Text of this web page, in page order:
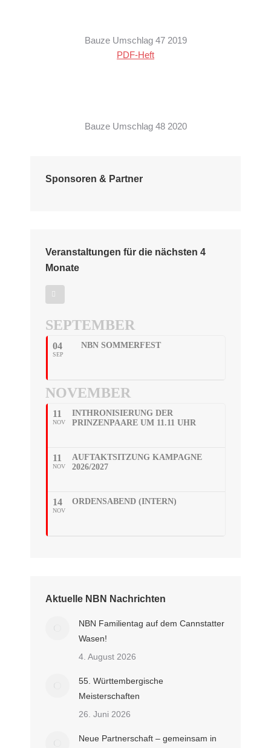
Bauze Umschlag 47 2019
PDF-Heft
Bauze Umschlag 48 2020
Sponsoren & Partner
Veranstaltungen für die nächsten 4
Monate
SEPTEMBER
04
SEP
NBN SOMMERFEST
NOVEMBER
11
NOV
INTHRONISIERUNG DER
PRINZENPAARE UM 11.11 UHR
11
NOV
AUFTAKTSITZUNG KAMPAGNE
2026/2027
14
NOV
ORDENSABEND (INTERN)
Aktuelle NBN Nachrichten
NBN Familientag auf dem Cannstatter
Wasen!
4. August 2026
55. Württembergische
Meisterschaften
26. Juni 2026
Neue Partnerschaft – gemeinsam in